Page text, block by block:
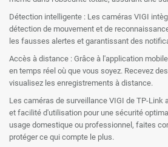
Détection intelligente : Les caméras VIGI
détection de mouvement et de
les fausses alertes et garantissant des
Accès à distance : Grâce à l'application
en temps réel où que vous soyez. Recevez
visualisez les enregistrements à distance.
Les caméras de surveillance VIGI de TP-Link
et facilité d'utilisation pour une sécurité
usage domestique ou professionnel, faites
protéger ce qui compte le plus.